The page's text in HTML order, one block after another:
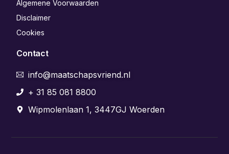
Algemene Voorwaarden
Disclaimer
Cookies
Contact
info@maatschapsvriend.nl
+ 31 85 081 8800
Wipmolenlaan 1, 3447GJ Woerden